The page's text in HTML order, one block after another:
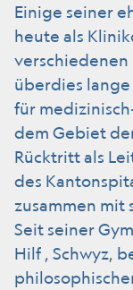
Einige seiner
heute als
verschiedenen
überdies
für
dem Gebiet
Rücktritt als
des
zusammen mit
Seit seiner
Hilf , Schwyz,